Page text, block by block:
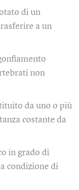
di un
a un
non
da uno o più
costante da
in grado di
condizione di